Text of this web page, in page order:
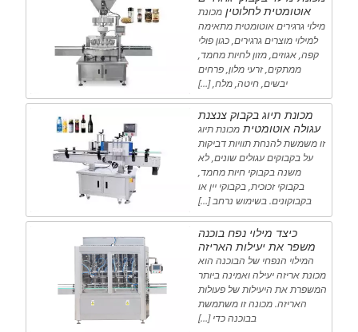
אוטומטית לחלוטין מכונת
מילוי גרגירים אוטומטית מתאימה
למילוי מוצרים גרגירים, כגון פולי
קפה, אגוזים, מזון לחיות מחמד,
ממתקים, זרעי מלון, פרחים
יבשים, חיטה, מלח, […]
מכונת תיוג בקבוק צנצנת
עגולה אוטומטית מכונת תיוג
זו משמשת להנחת תוויות דביקות
על בקבוקים עגולים שונים, לא
משנה בקבוקי חיות מחמד,
בקבוקי זכוכית, בקבוקי יין או
בקבוקונים. בשימוש נרחב […]
כיצד מילוי נפח בוכנה
משפר את יעילות האריזה
המילוי הנפחי של הבוכנה הוא
מכונת אריזה יעילה ואמינה ביותר
המשפרת את היעילות של פעולות
האריזה. מכונה זו משתמשת
בבוכנה כדי […]